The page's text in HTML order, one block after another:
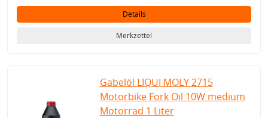
Details
Merkzettel
Gabelöl LIQUI MOLY 2715
Motorbike Fork Oil 10W medium
Motorrad 1 Liter